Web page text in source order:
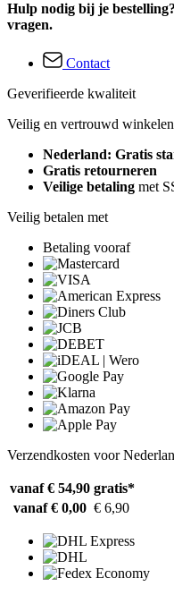
Hulp nodig bij je
vragen.
Contact
Geverifieerde kwaliteit
Veilig en vertrouwd winkelen
Nederland: Gratis
Gratis retourneren
Veilige betaling met
Veilig betalen met
Betaling vooraf
Verzendkosten voor
vanaf € 54,90 gratis*
vanaf € 0,00 € 6,90